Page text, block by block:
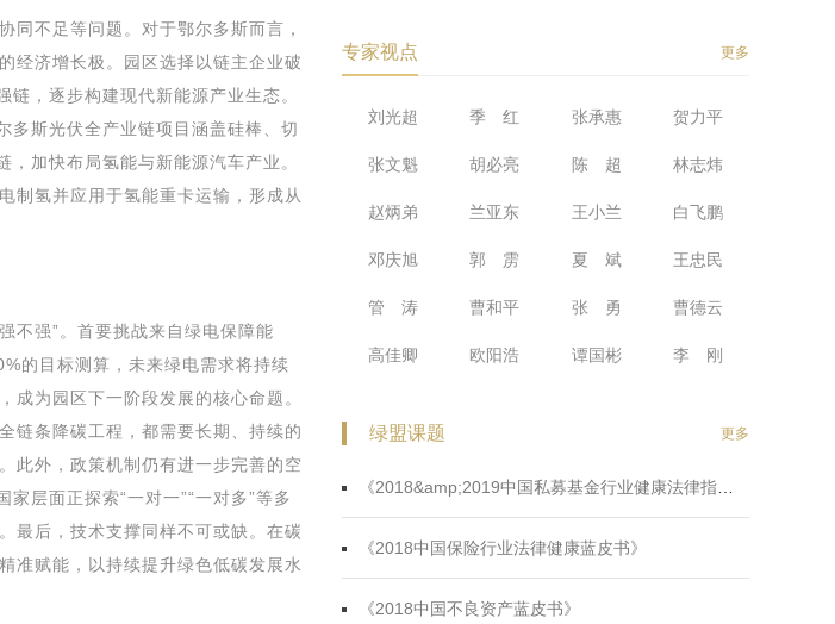
同不足等问题。对于鄂尔多斯而言，
经济增长极。园区选择以链主企业破
，逐步构建现代新能源产业生态。
多斯光伏全产业链项目涵盖硅棒、切
加快布局氢能与新能源汽车产业。
制氢并应用于氢能重卡运输，形成从
不强”。首要挑战来自绿电保障能
的目标测算，未来绿电需求将持续
成为园区下一阶段发展的核心命题。
链条降碳工程，都需要长期、持续的
此外，政策机制仍有进一步完善的空
层面正探索“一对一”“一对多”等多
最后，技术支撑同样不可或缺。在碳
准赋能，以持续提升绿色低碳发展水
专家视点 更多
刘光超 季 红 张承惠 贺力平
张文魁 胡必亮 陈 超 林志炜
赵炳弟 兰亚东 王小兰 白飞鹏
邓庆旭 郭 雳 夏 斌 王忠民
管 涛 曹和平 张 勇 曹德云
高佳卿 欧阳浩 谭国彬 李 刚
绿盟课题 更多
《2018&amp;2019中国私募基金行业健康法律指数蓝皮书》
《2018中国保险行业法律健康蓝皮书》
《2018中国不良资产蓝皮书》